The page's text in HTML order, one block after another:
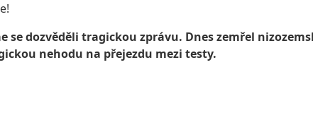
se dozvěděli tragickou zprávu. Dnes zemřel
nehodu na přejezdu mezi testy.